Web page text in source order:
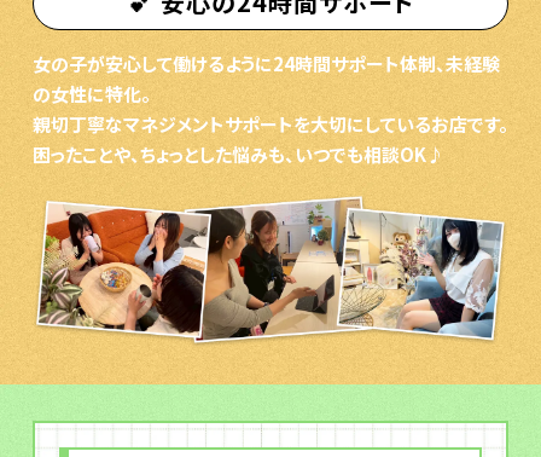
女の子が安心して働けるように24時間サポート体制、未経験
の女性に特化。
親切丁寧なマネジメントサポートを大切にしているお店です。
困ったことや、ちょっとした悩みも、いつでも相談OK♪